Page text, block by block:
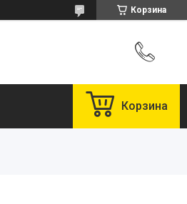
Корзина
Корзина